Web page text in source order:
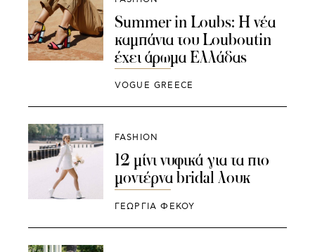
Summer in Loubs: Η νέα
καμπάνια του Louboutin
έχει άρωμα Ελλάδας
VOGUE GREECE
FASHION
12 μίνι νυφικά για τα πιο
μοντέρνα bridal λουκ
ΓΕΩΡΓΙΑ ΦΕΚΟΥ